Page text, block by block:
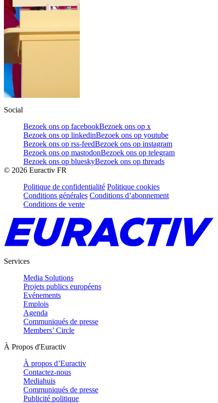
Social
Bezoek ons op facebookBezoek ons op x
Bezoek ons op linkedinBezoek ons op youtube
Bezoek ons op rss-feedBezoek ons op instagram
Bezoek ons op mastodonBezoek ons op telegram
Bezoek ons op blueskyBezoek ons op threads
© 2026 Euractiv FR
Politique de confidentialité Politique cookies
Conditions générales Conditions d’abonnement
Conditions de vente
Services
Media Solutions
Projets publics européens
Evénements
Emplois
Agenda
Communiqués de presse
Members’ Circle
À Propos d'Euractiv
À propos d’Euractiv
Contactez-nous
Mediahuis
Communiqués de presse
Publicité politique